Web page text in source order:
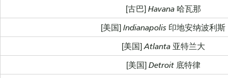
[古巴] Havana 哈瓦那
[美国] Indianapolis 印地安纳波利斯
[美国] Atlanta 亚特兰大
[美国] Detroit 底特律